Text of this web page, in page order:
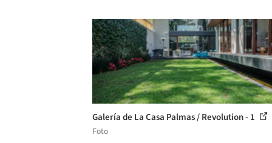
Galería de La Casa Palmas / Revolution - 1
Foto